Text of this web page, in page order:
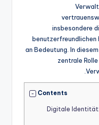
insbesondere
benutzerfreundlichen
an Bedeutung. In
zentrale
Contents
Digitale